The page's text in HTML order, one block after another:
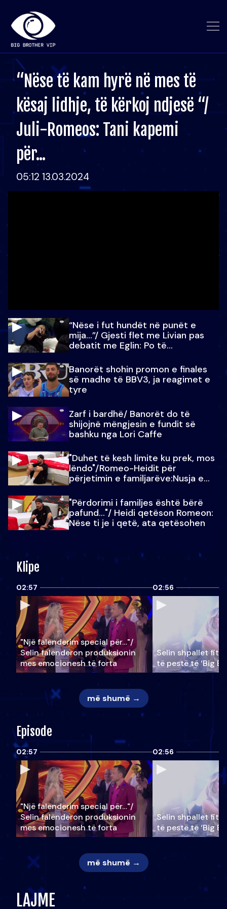
“Nëse të kam hyrë në mes të
kësaj lidhje, të kërkoj ndjesë “/
Juli-Romeos: Tani kapemi
për...
05:12 13.03.2024
“Nëse i fut hundët në punët e
mija…”/ Gjesti flet me Livian pas
debatit me Eglin: Po të
Banorët shohin promon e finales
së madhe të BBV3, ja reagimet e
tyre
Zarf i bardhë/ Banorët do të
shijojnë mëngjesin e fundit së
bashku nga Lori Caffe
"Duhet të kesh limite ku prek, mos
lëndo"/Romeo-Heidit për
përjetimin e familjarëve:Nusja e
"Përdorimi i familjes është bërë
pafund…"/ Heidi qetëson Romeon:
Nëse ti je i qetë, ata qetësohen
Klipe
02:57
"Një falenderim special për…"/
Selin falënderon produksionin
mes emocionesh të forta
02:56
Selin shpallet
të pestë të ‘Big
më shumë →
Episode
02:57
"Një falenderim special për…"/
Selin falënderon produksionin
mes emocionesh të forta
02:56
Selin shpallet
të pestë të ‘Big
më shumë →
LAJME